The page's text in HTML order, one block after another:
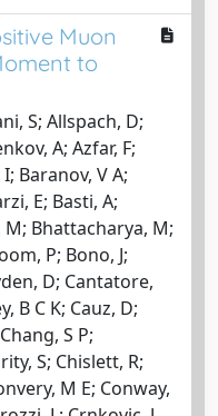
Muon
to
S; Allspach, D;
A; Azfar, F;
Baranov, V A;
E; Basti, A;
M; Bhattacharya, M;
P; Bono, J;
D; Cantatore,
B C K; Cauz, D;
S P;
S; Chislett, R;
M E; Conway,